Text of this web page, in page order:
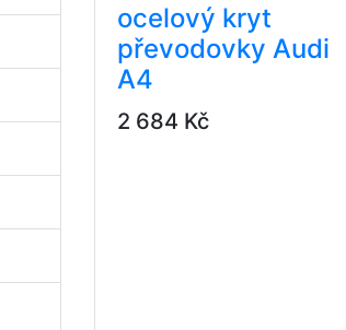
ocelový kryt
převodovky Audi
A4
2 684 Kč